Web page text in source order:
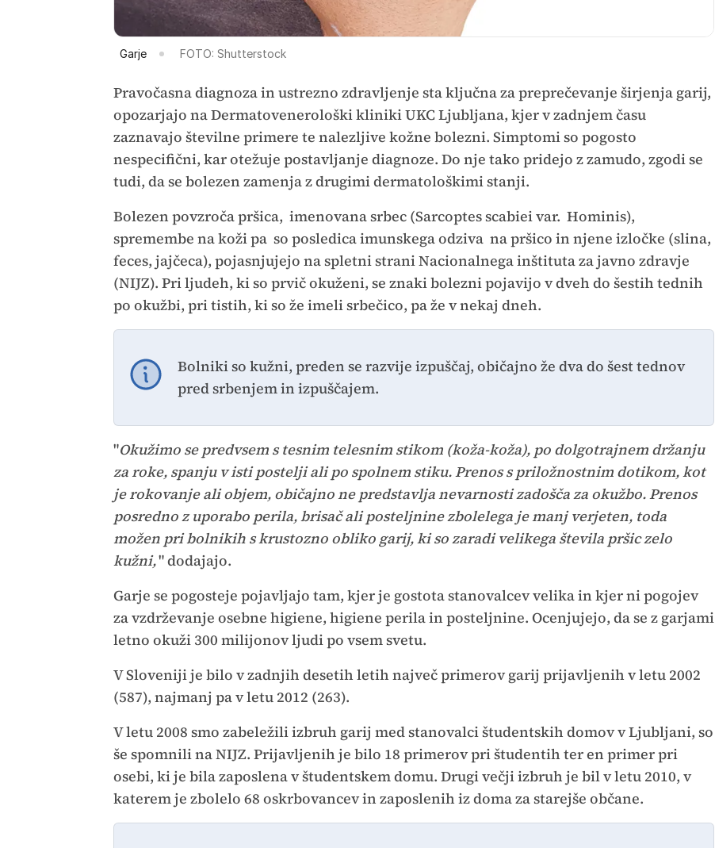
Garje FOTO: Shutterstock
Pravočasna diagnoza in ustrezno zdravljenje sta ključna za preprečevanje širjenja garij,
opozarjajo na Dermatovenerološki kliniki UKC Ljubljana, kjer v zadnjem času
zaznavajo številne primere te nalezljive kožne bolezni. Simptomi so pogosto
nespecifični, kar otežuje postavljanje diagnoze. Do nje tako pridejo z zamudo, zgodi se
tudi, da se bolezen zamenja z drugimi dermatološkimi stanji.
Bolezen povzroča pršica, imenovana srbec (Sarcoptes scabiei var. Hominis),
spremembe na koži pa so posledica imunskega odziva na pršico in njene izločke (slina,
feces, jajčeca), pojasnjujejo na spletni strani Nacionalnega inštituta za javno zdravje
(NIJZ). Pri ljudeh, ki so prvič okuženi, se znaki bolezni pojavijo v dveh do šestih tednih
po okužbi, pri tistih, ki so že imeli srbečico, pa že v nekaj dneh.
Bolniki so kužni, preden se razvije izpuščaj, običajno že dva do šest tednov
pred srbenjem in izpuščajem.
"Okužimo se predvsem s tesnim telesnim stikom (koža-koža), po dolgotrajnem držanju
za roke, spanju v isti postelji ali po spolnem stiku. Prenos s priložnostnim dotikom, kot
je rokovanje ali objem, običajno ne predstavlja nevarnosti zadošča za okužbo. Prenos
posredno z uporabo perila, brisač ali posteljnine zbolelega je manj verjeten, toda
možen pri bolnikih s krustozno obliko garij, ki so zaradi velikega števila pršic zelo
kužni," dodajajo.
Garje se pogosteje pojavljajo tam, kjer je gostota stanovalcev velika in kjer ni pogojev
za vzdrževanje osebne higiene, higiene perila in posteljnine. Ocenjujejo, da se z garjami
letno okuži 300 milijonov ljudi po vsem svetu.
V Sloveniji je bilo v zadnjih desetih letih največ primerov garij prijavljenih v letu 2002
(587), najmanj pa v letu 2012 (263).
V letu 2008 smo zabeležili izbruh garij med stanovalci študentskih domov v Ljubljani, so
še spomnili na NIJZ. Prijavljenih je bilo 18 primerov pri študentih ter en primer pri
osebi, ki je bila zaposlena v študentskem domu. Drugi večji izbruh je bil v letu 2010, v
katerem je zbolelo 68 oskrbovancev in zaposlenih iz doma za starejše občane.